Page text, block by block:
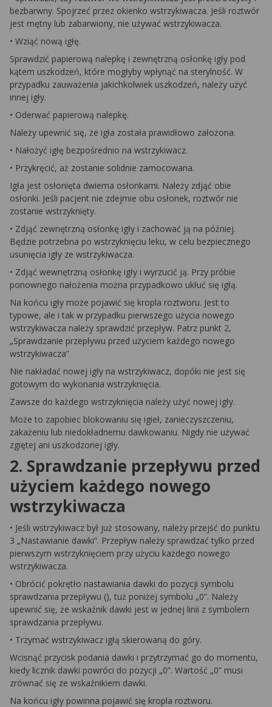
bezbarwny. Spojrzeć przez okienko wstrzykiwacza. Jeśli roztwór
jest mętny lub zabarwiony, nie używać wstrzykiwacza.
• Wziąć nową igłę.
Sprawdzić papierową nalepkę i zewnętrzną osłonkę igły pod
kątem uszkodzeń, które mogłyby wpłynąć na sterylność. W
przypadku zauważenia jakichkolwiek uszkodzeń, należy użyć
innej igły.
• Oderwać papierową nalepkę.
Należy upewnić się, że igła została prawidłowo założona.
• Nałożyć igłę bezpośrednio na wstrzykiwacz.
• Przykręcić, aż zostanie solidnie zamocowana.
Igła jest osłonięta dwiema osłonkami. Należy zdjąć obie
osłonki. Jeśli pacjent nie zdejmie obu osłonek, roztwór nie
zostanie wstrzyknięty.
• Zdjąć zewnętrzną osłonkę igły i zachować ją na później.
Będzie potrzebna po wstrzyknięciu leku, w celu bezpiecznego
usunięcia igły ze wstrzykiwacza.
• Zdjąć wewnętrzną osłonkę igły i wyrzucić ją. Przy próbie
ponownego nałożenia można przypadkowo ukłuć się igłą.
Na końcu igły może pojawić się kropla roztworu. Jest to
typowe, ale i tak w przypadku pierwszego użycia nowego
wstrzykiwacza należy sprawdzić przepływ. Patrz punkt 2,
„Sprawdzanie przepływu przed użyciem każdego nowego
wstrzykiwacza”
Nie nakładać nowej igły na wstrzykiwacz, dopóki nie jest się
gotowym do wykonania wstrzyknięcia.
Zawsze do każdego wstrzyknięcia należy użyć nowej igły.
Może to zapobiec blokowaniu się igieł, zanieczyszczeniu,
zakażeniu lub niedokładnemu dawkowaniu. Nigdy nie używać
zgiętej ani uszkodzonej igły.
2. Sprawdzanie przepływu przed
użyciem każdego nowego
wstrzykiwacza
• Jeśli wstrzykiwacz był już stosowany, należy przejść do punktu
3 „Nastawianie dawki”. Przepływ należy sprawdzać tylko przed
pierwszym wstrzyknięciem przy użyciu każdego nowego
wstrzykiwacza.
• Obrócić pokrętło nastawiania dawki do pozycji symbolu
sprawdzania przepływu (), tuż poniżej symbolu „0”. Należy
upewnić się, że wskaźnik dawki jest w jednej linii z symbolem
sprawdzania przepływu.
• Trzymać wstrzykiwacz igłą skierowaną do góry.
Wcisnąć przycisk podania dawki i przytrzymać go do momentu,
kiedy licznik dawki powróci do pozycji „0”. Wartość „0” musi
zrównać się ze wskaźnikiem dawki.
Na końcu igły powinna pojawić się kropla roztworu.